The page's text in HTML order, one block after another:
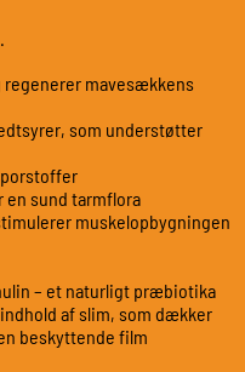
mavesækkens
som understøtter
en sund tarmflora
muskelopbygningen
– et naturligt præbiotika
af slim, som dækker
beskyttende film